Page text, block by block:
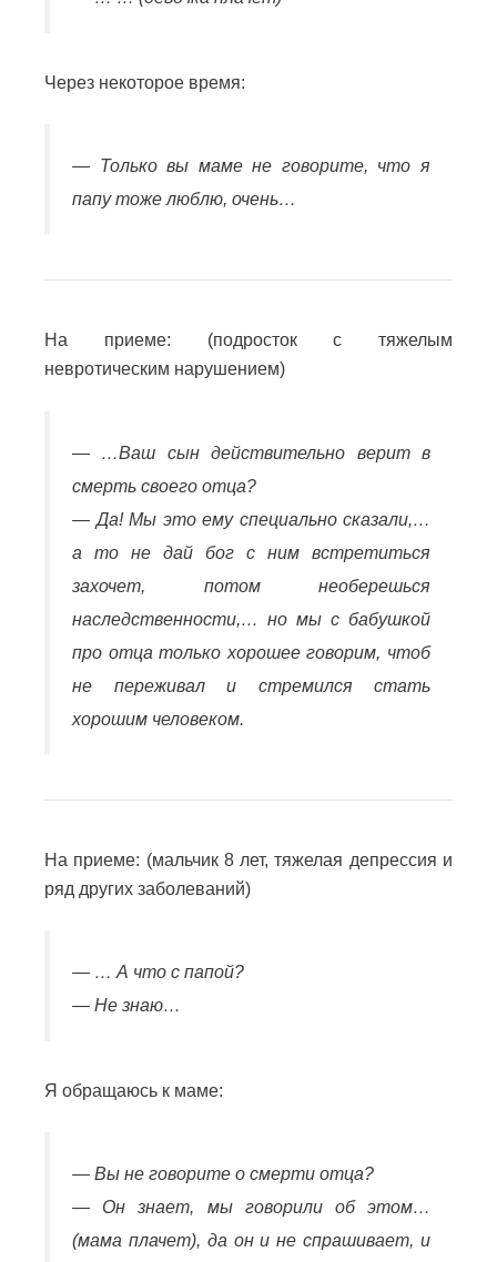
Через некоторое время:
— Только вы маме не говорите, что я
папу тоже люблю, очень…
На приеме: (подросток с тяжелым
невротическим нарушением)
— …Ваш сын действительно верит в
смерть своего отца?
— Да! Мы это ему специально сказали,…
а то не дай бог с ним встретиться
захочет, потом необерешься
наследственности,… но мы с бабушкой
про отца только хорошее говорим, чтоб
не переживал и стремился стать
хорошим человеком.
На приеме: (мальчик 8 лет, тяжелая депрессия и
ряд других заболеваний)
— … А что с папой?
— Не знаю…
Я обращаюсь к маме:
— Вы не говорите о смерти отца?
— Он знает, мы говорили об этом…
(мама плачет), да он и не спрашивает, и